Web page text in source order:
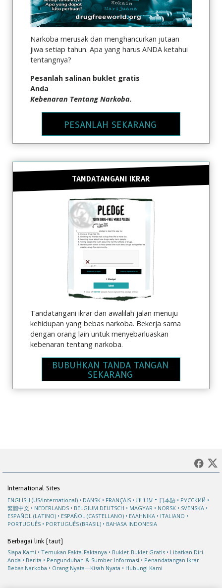
Narkoba merusak dan menghancurkan jutaan
jiwa setiap tahun. Apa yang harus ANDA ketahui
tentangnya?
Pesanlah salinan buklet gratis
Anda
Kebenaran Tentang Narkoba.
PESANLAH SEKARANG
TANDATANGANI IKRAR
Tandatangani ikrar dan awalilah jalan menuju
kehidupan yang bebas narkoba. Bekerja sama
dengan orang lain untuk menyebarluaskan
kebenaran tentang narkoba.
BUBUHKAN TANDA TANGAN
SEKARANG
International Sites
ENGLISH (US/International)
DANSK FRANÇAIS עברית 日本語
РУССКИЙ
繁體中文
NEDERLANDS BELGIUM DEUTSCH MAGYAR NORSK
SVENSKA
ESPAÑOL (LATINO)
ESPAÑOL (CASTELLANO) ΕΛΛΗΝΙΚA
ITALIANO
PORTUGUÊS
PORTUGUÊS (BRASIL) BAHASA INDONESIA
Berbagai link (taut)
Siapa Kami
Temukan Fakta-Faktanya Buklet-Buklet Gratis
Libatkan Diri
Anda
Berita Pengunduhan & Sumber Informasi
Penandatangan Ikrar
Bebas Narkoba
Orang Nyata—Kisah Nyata Hubungi Kami